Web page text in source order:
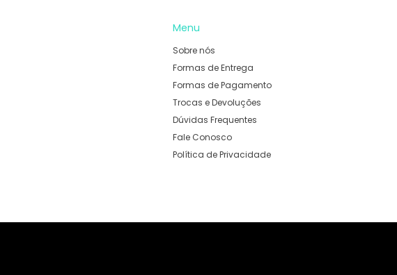
Menu
Sobre nós
Formas de Entrega
Formas de Pagamento
Trocas e Devoluções
Dúvidas Frequentes
Fale Conosco
Política de Privacidade